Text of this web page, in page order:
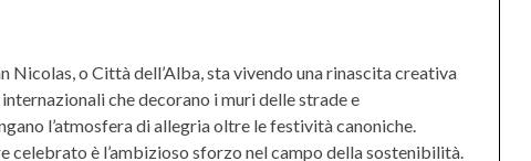
Nicolas, o Città dell’Alba, sta vivendo una rinascita creativa
che decorano i muri delle strade e
l’atmosfera di allegria oltre le festività canoniche.
è l’ambizioso sforzo nel campo della sostenibilità.